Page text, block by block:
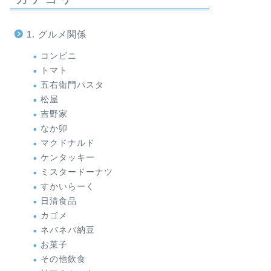
1. グルメ関係
コンビニ
トマト
五右衛門パスタ
松屋
吉野家
なか卯
マクドナルド
ケンタッキー
ミスタードーナツ
すかいらーく
日清食品
カゴメ
ネバネバ納豆
お菓子
その他飲食